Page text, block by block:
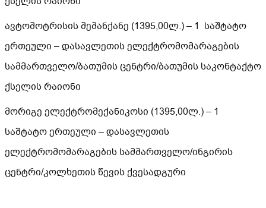
ავტომოტრისის მემანქანე (1395,00ლ.) – 1 საშტატო
ერთეული – დასავლეთის ელექტრომომარაგების
სამმართველო/ბათუმის ცენტრი/ბათუმის საკონტაქტო
ქსელის რაიონი
მორიგე ელექტრომექანიკოსი (1395,00ლ.) – 1
საშტატო ერთეული – დასავლეთის
ელექტრომომარაგების სამმართველო/ინგირის
ცენტრი/კოლხეთის წევის ქვესადგური